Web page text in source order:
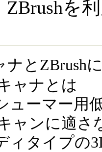
を
ナとZBrush
ャナとは
ューマー用
ャンに適さ
ィタイプの